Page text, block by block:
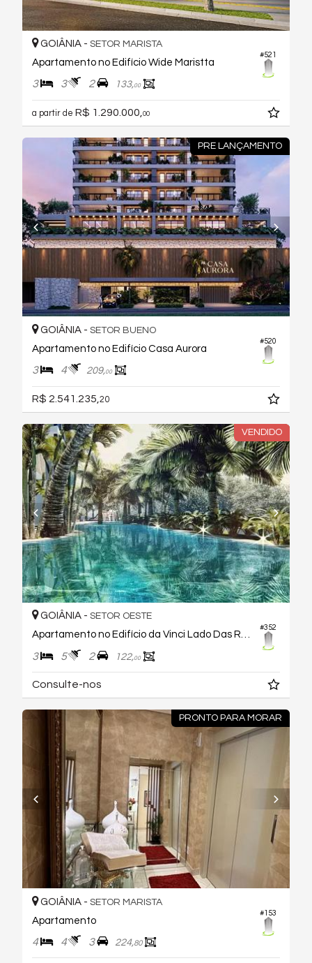
#521
GOIÂNIA - SETOR MARISTA
Apartamento no Edifício Wide Maristta
3 3 2 133,00
a partir de R$ 1.290.000,00
PRE LANÇAMENTO
#520
GOIÂNIA - SETOR BUENO
Apartamento no Edifício Casa Aurora
3 4 209,00
R$ 2.541.235, 20
VENDIDO
#352
GOIÂNIA - SETOR OESTE
Apartamento no Edifício da Vinci Lado Das Rosas
3 5 2 122,00
Consulte-nos
PRONTO PARA MORAR
#153
GOIÂNIA - SETOR MARISTA
Apartamento
4 4 3 224,80